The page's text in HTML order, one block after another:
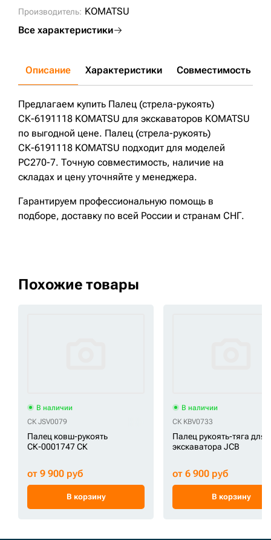
Производитель: KOMATSU
Все характеристики
Описание Характеристики Совместимость
Предлагаем купить Палец (стрела-рукоять)
СК-6191118 KOMATSU для экскаваторов KOMATSU
по выгодной цене. Палец (стрела-рукоять)
СК-6191118 KOMATSU подходит для моделей
PC270-7. Точную совместимость, наличие на
складах и цену уточняйте у менеджера.
Гарантируем профессиональную помощь в
подборе, доставку по всей России и странам СНГ.
Похожие товары
В наличии
СК JSV0079
Палец ковш-рукоять
СК-0001747 СК
от 9 900 руб
В корзину
В наличии
СК KBV0733
Палец рукоять-тяга для
экскаватора JCB
от 6 900 руб
В корзину